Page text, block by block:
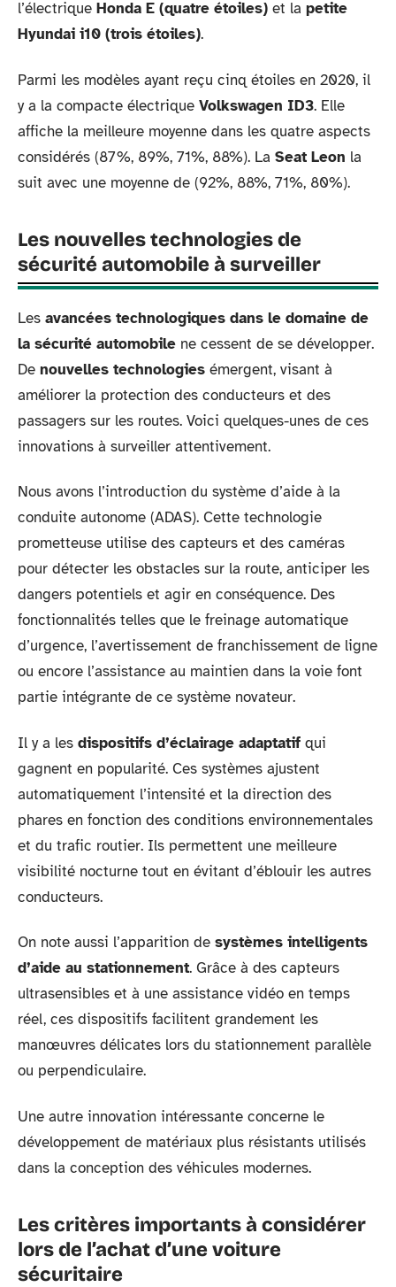
l’électrique Honda E (quatre étoiles) et la petite
Hyundai i10 (trois étoiles).
Parmi les modèles ayant reçu cinq étoiles en 2020, il
y a la compacte électrique Volkswagen ID3. Elle
affiche la meilleure moyenne dans les quatre aspects
considérés (87%, 89%, 71%, 88%). La Seat Leon la
suit avec une moyenne de (92%, 88%, 71%, 80%).
Les nouvelles technologies de
sécurité automobile à surveiller
Les avancées technologiques dans le domaine de
la sécurité automobile ne cessent de se développer.
De nouvelles technologies émergent, visant à
améliorer la protection des conducteurs et des
passagers sur les routes. Voici quelques-unes de ces
innovations à surveiller attentivement.
Nous avons l’introduction du système d’aide à la
conduite autonome (ADAS). Cette technologie
prometteuse utilise des capteurs et des caméras
pour détecter les obstacles sur la route, anticiper les
dangers potentiels et agir en conséquence. Des
fonctionnalités telles que le freinage automatique
d’urgence, l’avertissement de franchissement de ligne
ou encore l’assistance au maintien dans la voie font
partie intégrante de ce système novateur.
Il y a les dispositifs d’éclairage adaptatif qui
gagnent en popularité. Ces systèmes ajustent
automatiquement l’intensité et la direction des
phares en fonction des conditions environnementales
et du trafic routier. Ils permettent une meilleure
visibilité nocturne tout en évitant d’éblouir les autres
conducteurs.
On note aussi l’apparition de systèmes intelligents
d’aide au stationnement. Grâce à des capteurs
ultrasensibles et à une assistance vidéo en temps
réel, ces dispositifs facilitent grandement les
manœuvres délicates lors du stationnement parallèle
ou perpendiculaire.
Une autre innovation intéressante concerne le
développement de matériaux plus résistants utilisés
dans la conception des véhicules modernes.
Les critères importants à considérer
lors de l’achat d’une voiture
sécuritaire